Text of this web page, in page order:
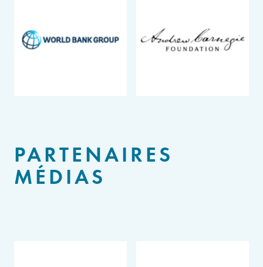
PARTENAIRES
MÉDIAS